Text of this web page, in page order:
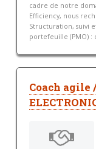
cadre de notre
Efficiency, nous
Structuration, suivi
portefeuille (PMO) :
Coach agile